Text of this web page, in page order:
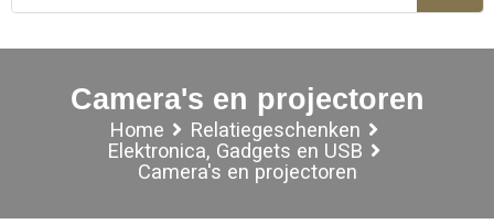
Camera's en projectoren
Home
Relatiegeschenken
Elektronica, Gadgets en USB
Camera's en projectoren